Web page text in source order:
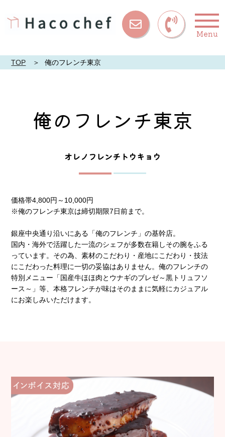
お問い合
Menu
TOP 俺のフレンチ東京
俺のフレンチ東京
オレノフレンチトウキョウ
価格帯4,800円～10,000円
※俺のフレンチ東京は締切期限7日前まで。
銀座中央通り沿いにある「俺のフレンチ」の基幹店。
国内・海外で活躍した一流のシェフが多数在籍しその腕をふる
っています。その為、素材のこだわり・産地にこだわり・技法
にこだわった料理に一切の妥協はありません。俺のフレンチの
特別メニュー「国産牛ほほ肉とウナギのブレゼ～黒トリュフソ
ース～」等、本格フレンチが味はそのままに気軽にカジュアル
にお楽しみいただけます。